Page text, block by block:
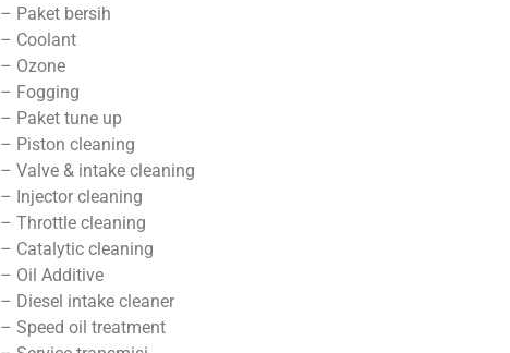
– Paket bersih
– Coolant
– Ozone
– Fogging
– Paket tune up
– Piston cleaning
– Valve & intake cleaning
– Injector cleaning
– Throttle cleaning
– Catalytic cleaning
– Oil Additive
– Diesel intake cleaner
– Speed oil treatment